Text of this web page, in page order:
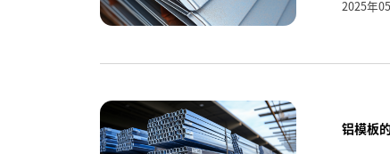
2025年
铝模板